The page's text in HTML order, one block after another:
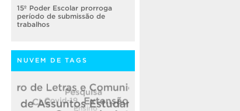
15º Poder Escolar prorroga
período de submissão de
trabalhos
NUVEM DE TAGS